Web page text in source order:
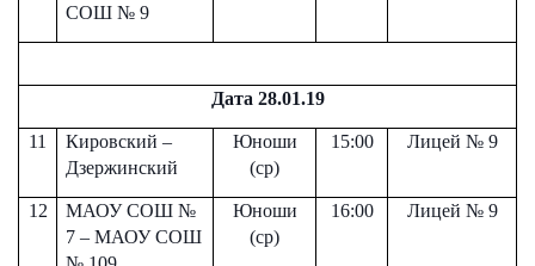
СОШ № 9
Дата 28.01.19
11
Кировский –
Дзержинский
Юноши
(ср)
15:00 Лицей № 9
12
МАОУ СОШ №
7 – МАОУ СОШ
Юноши
(ср)
16:00 Лицей № 9